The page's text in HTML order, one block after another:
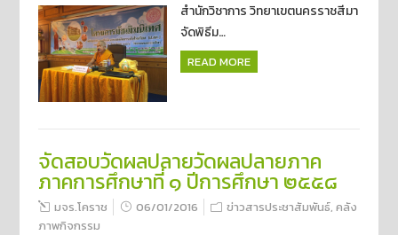
สำนักวิชาการ วิทยาเขตนครราชสีมา
จัดพิธีม…
READ MORE
จัดสอบวัดผลปลายวัดผลปลายภาค
ภาคการศึกษาที่ ๑ ปีการศึกษา ๒๕๕๘
มจร.โคราช 06/01/2016 ข่าวสารประชาสัมพันธ์, คลัง
ภาพกิจกรรม